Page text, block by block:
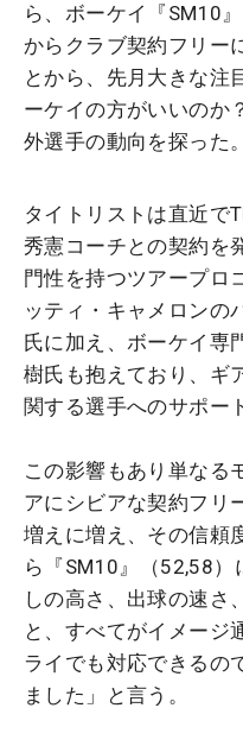
ら、ボーケイ『SM10
からクラブ契約フリー
とから、先月大きな注
ーケイの方がいいのか
外選手の動向を探った。
タイトリストは直近で
秀憲コーチとの契約を
門性を持つツアープロ
ッティ・キャメロンの
氏に加え、ボーケイ専
樹氏も抱えており、ギ
関する選手へのサポー
この影響もあり単なる
アにシビアな契約フリ
増えに増え、その信頼
ら『SM10』（52,58）
しの高さ、出球の速さ
と、すべてがイメージ
ライでも対応できるの
ました」と言う。